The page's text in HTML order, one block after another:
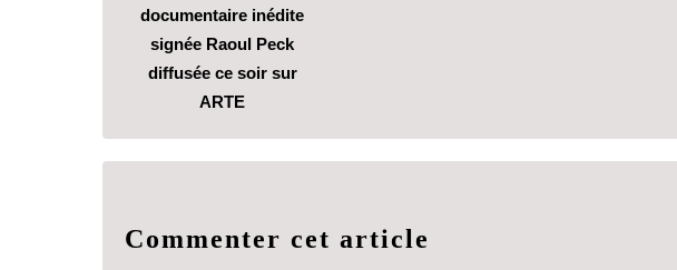
documentaire inédite
signée Raoul Peck
diffusée ce soir sur
ARTE
Commenter cet article